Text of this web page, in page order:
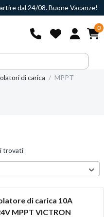
dal 24/08. Buone Vacanze!
0
di carica MPPT
trovati
di carica 10A
MPPT VICTRON